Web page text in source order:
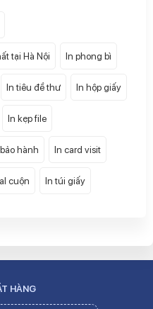
tại Hà Nội In phong bì
In tiêu đề thư In hộp giấy
In kẹp file
hành In card visit
cuộn In túi giấy
HÀNG